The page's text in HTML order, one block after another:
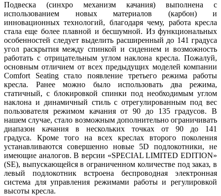
Подвеска (синхро механизм качания) выполнена с
использованием новых материалов (карбон) и
инновационных технологий, благодаря чему, работа кресла
стала еще более плавной и бесшумной. Из функциональных
особенностей следует выделить расширенный до 141 градуса
угол раскрытия между спинкой и сидением и возможность
работать с отрицательным углом наклона кресла. Пожалуй,
основным отличием от всех предыдущих моделей компании
Comfort Seating стало появление третьего режима работы
кресла. Ранее можно было использовать два режима,
статичный, с блокировкой спинки под необходимым углом
наклона и динамичный стиль с отрегулированным под вес
пользователя режимом качания от 90 до 135 градусов. В
нашем случае, стало возможным дополнительно ограничивать
диапазон качания в нескольких точках от 90 до 141
градуса. Кроме того на всех креслах второго поколения
устанавливаются совершенно новые 5D подлокотники, не
имеющие аналогов. В версии «SPECIAL LIMITED EDITION»
(SE), выпускающейся в ограниченном количестве под заказ, в
левый подлокотник встроена беспроводная электронная
система для управления режимами работы и регулировкой
высоты кресла.